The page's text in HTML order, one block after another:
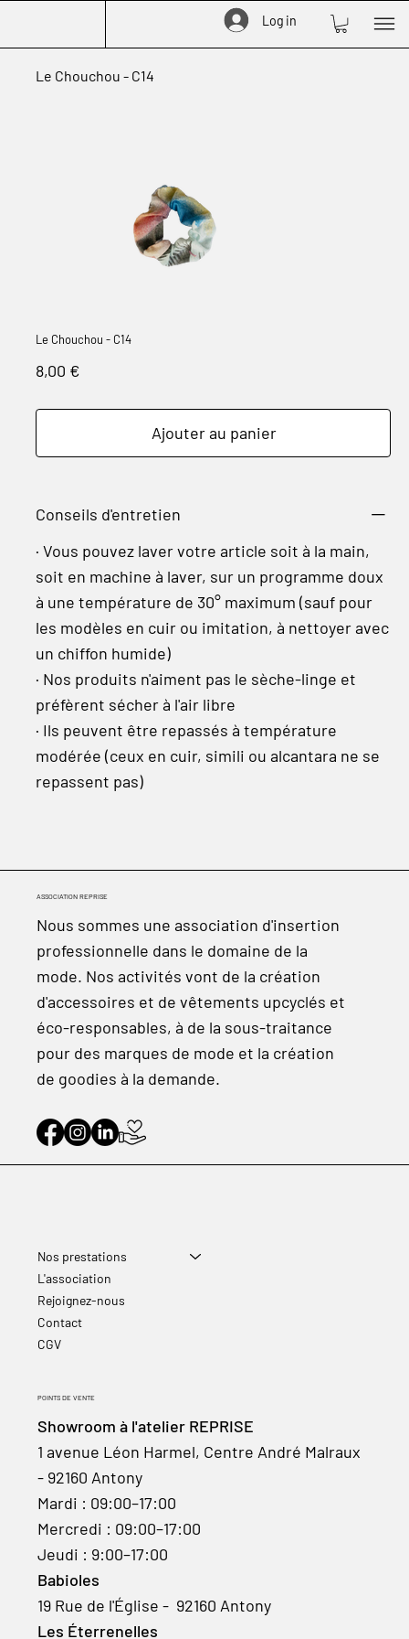
Log in
Le Chouchou - C14
Le Chouchou - C14
8,00 €
Ajouter au panier
Conseils d'entretien
· Vous pouvez laver votre article soit à la main,
soit en machine à laver, sur un programme doux
à une température de 30° maximum (sauf pour
les modèles en cuir ou imitation, à nettoyer avec
un chiffon humide)
· Nos produits n'aiment pas le sèche-linge et
préfèrent sécher à l'air libre
· Ils peuvent être repassés à température
modérée (ceux en cuir, simili ou alcantara ne se
repassent pas)
ASSOCIATION REPRISE
Nous sommes une association d'insertion
professionnelle dans le domaine de la
mode. Nos activités vont de la création
d'accessoires et de vêtements upcyclés et
éco-responsables, à de la sous-traitance
pour des marques de mode et la création
de goodies à la demande.
POINTS DE VENTE
Showroom à l'atelier REPRISE
1 avenue Léon Harmel, Centre André Malraux
- 92160 Antony
Mardi : 09:00–17:00
Mercredi : 09:00–17:00
Jeudi : 9:00–17:00
Babioles
19 Rue de l'Église - 92160 Antony
Les Éterrenelles
Nos prestations
L'association
Rejoignez-nous
Contact
CGV